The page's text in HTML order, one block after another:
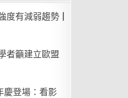
度有減弱趨勢 |
者籲建立歐盟
慶登場：看影